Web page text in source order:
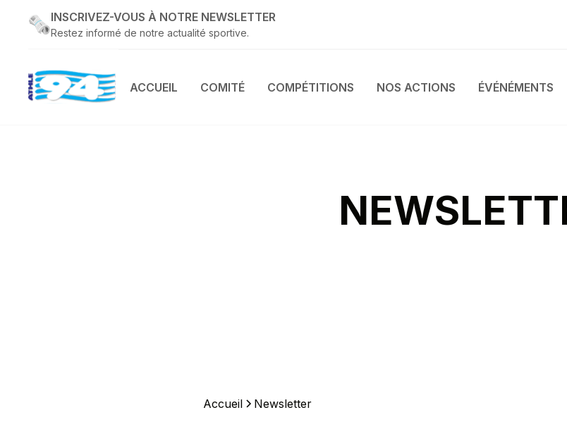
INSCRIVEZ-VOUS À NOTRE NEWSLETTER
Restez informé de notre actualité sportive.
ACCUEIL COMITÉ COMPÉTITIONS NOS ACTIONS ÉVÉNÉMENTS
Accueil Newsletter